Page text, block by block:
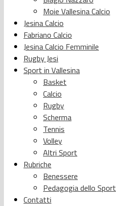
Moie Vallesina Calcio
Jesina Calcio
Fabriano Calcio
Jesina Calcio Femminile
Rugby Jesi
Sport in Vallesina
Basket
Calcio
Rugby
Scherma
Tennis
Volley
Altri Sport
Rubriche
Benessere
Pedagogia dello Sport
Contatti